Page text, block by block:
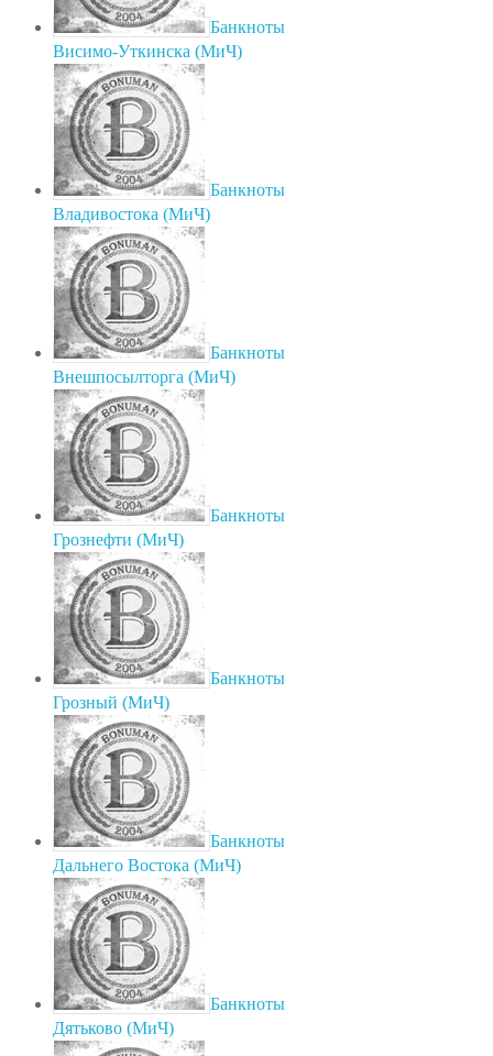
Банкноты
Висимо-Уткинска (МиЧ)
Банкноты
Владивостока (МиЧ)
Банкноты
Внешпосылторга (МиЧ)
Банкноты
Грознефти (МиЧ)
Банкноты
Грозный (МиЧ)
Банкноты
Дальнего Востока (МиЧ)
Банкноты
Дятьково (МиЧ)